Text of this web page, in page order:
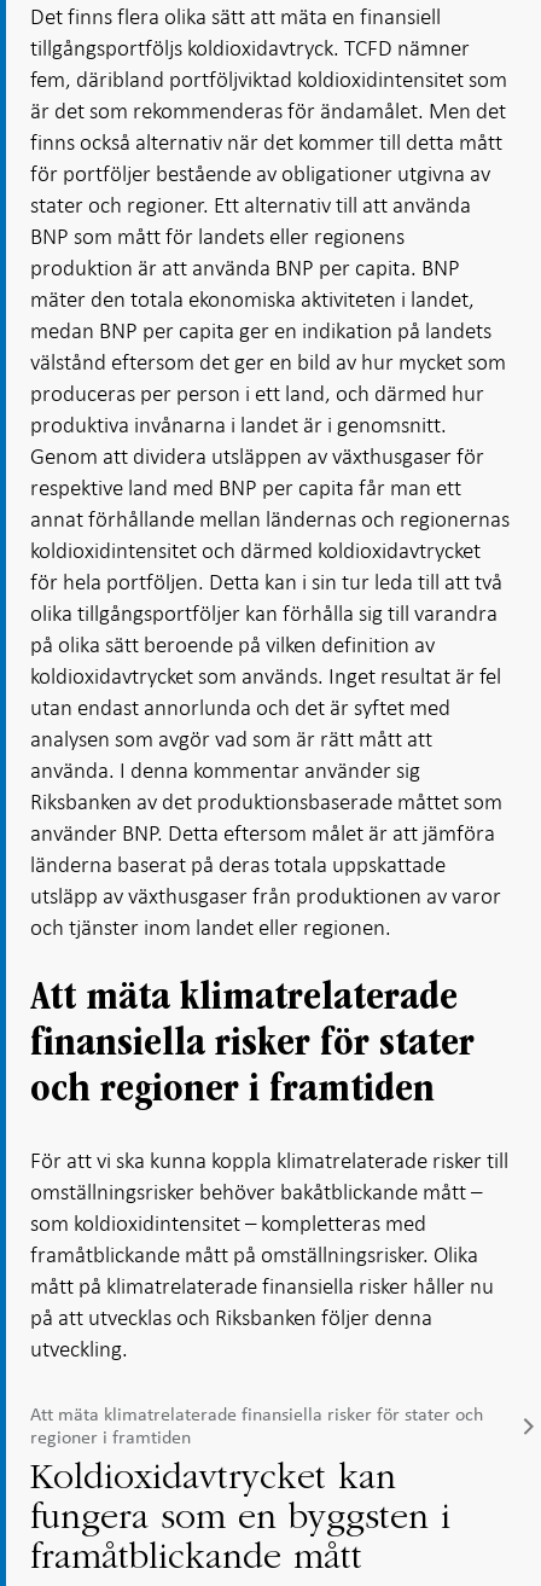
Det finns flera olika sätt att mäta en finansiell
tillgångsportföljs koldioxidavtryck. TCFD nämner
fem, däribland portföljviktad koldioxidintensitet som
är det som rekommenderas för ändamålet. Men det
finns också alternativ när det kommer till detta mått
för portföljer bestående av obligationer utgivna av
stater och regioner. Ett alternativ till att använda
BNP som mått för landets eller regionens
produktion är att använda BNP per capita. BNP
mäter den totala ekonomiska aktiviteten i landet,
medan BNP per capita ger en indikation på landets
välstånd eftersom det ger en bild av hur mycket som
produceras per person i ett land, och därmed hur
produktiva invånarna i landet är i genomsnitt.
Genom att dividera utsläppen av växthusgaser för
respektive land med BNP per capita får man ett
annat förhållande mellan ländernas och regionernas
koldioxidintensitet och därmed koldioxidavtrycket
för hela portföljen. Detta kan i sin tur leda till att två
olika tillgångsportföljer kan förhålla sig till varandra
på olika sätt beroende på vilken definition av
koldioxidavtrycket som används. Inget resultat är fel
utan endast annorlunda och det är syftet med
analysen som avgör vad som är rätt mått att
använda. I denna kommentar använder sig
Riksbanken av det produktionsbaserade måttet som
använder BNP. Detta eftersom målet är att jämföra
länderna baserat på deras totala uppskattade
utsläpp av växthusgaser från produktionen av varor
och tjänster inom landet eller regionen.
Att mäta klimatrelaterade
finansiella risker för stater
och regioner i framtiden
För att vi ska kunna koppla klimatrelaterade risker till
omställningsrisker behöver bakåtblickande mått –
som koldioxidintensitet – kompletteras med
framåtblickande mått på omställningsrisker. Olika
mått på klimatrelaterade finansiella risker håller nu
på att utvecklas och Riksbanken följer denna
utveckling.
Att mäta klimatrelaterade finansiella risker för stater och
regioner i framtiden
Koldioxidavtrycket kan
fungera som en byggsten i
framåtblickande mått